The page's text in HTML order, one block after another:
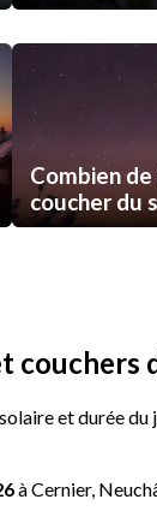
Combien
coucher du
couchers
et durée
à Cernier,